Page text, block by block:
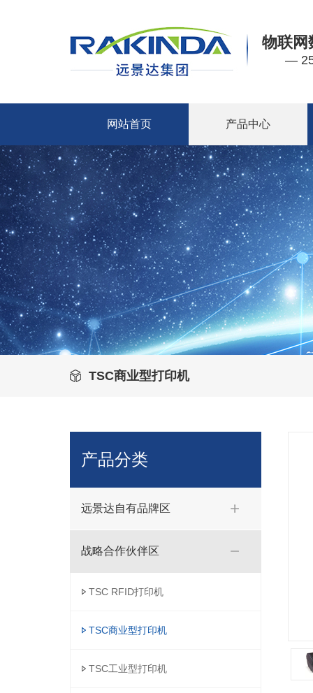
物联网
—
网站首页 产品中心
TSC商业型打印机
产品分类
远景达自有品牌区
战略合作伙伴区
TSC RFID打印机
TSC商业型打印机
TSC工业型打印机